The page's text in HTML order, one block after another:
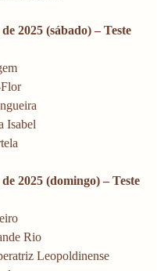
2025 (sábado) – Teste
Isabel
2025 (domingo) – Teste
Rio
Leopoldinense